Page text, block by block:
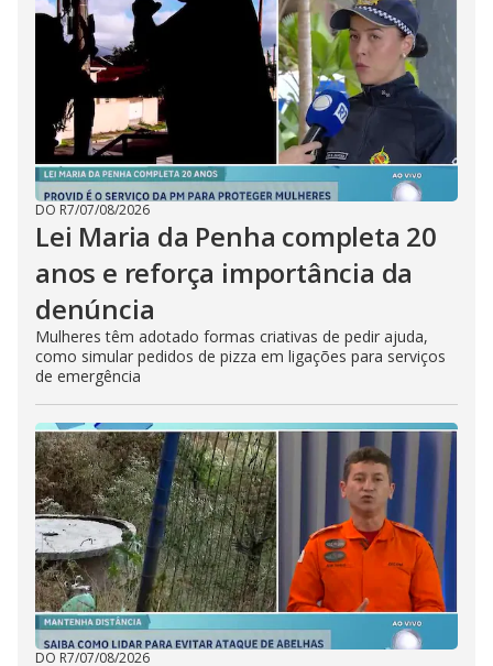
DO R7/07/08/2026
Lei Maria da Penha completa 20
anos e reforça importância da
denúncia
Mulheres têm adotado formas criativas de pedir ajuda,
como simular pedidos de pizza em ligações para serviços
de emergência
DO R7/07/08/2026